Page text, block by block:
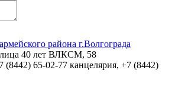
района г.Волгограда
40 лет ВЛКСМ, 58
(8442) 65-02-77 канцелярия, +7 (8442)